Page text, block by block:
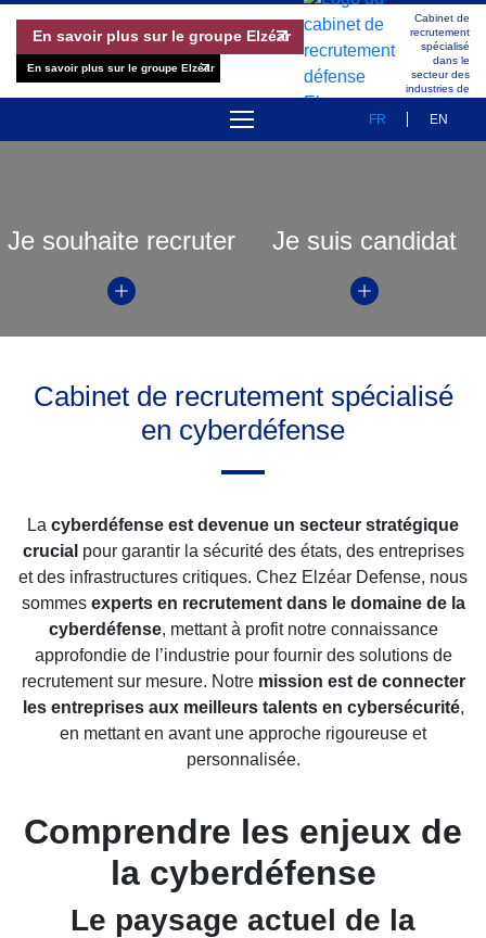
En savoir plus sur le groupe Elzéar
En savoir plus sur le groupe Elzéar
Cabinet de
recrutement
spécialisé
dans le
secteur des
industries de
FR EN
À PROPOS
PUBLICATIONS
Je souhaite recruter Je suis candidat
Cabinet de recrutement spécialisé
en cyberdéfense
La cyberdéfense est devenue un secteur stratégique
crucial pour garantir la sécurité des états, des entreprises
et des infrastructures critiques. Chez Elzéar Defense, nous
sommes experts en recrutement dans le domaine de la
cyberdéfense, mettant à profit notre connaissance
approfondie de l’industrie pour fournir des solutions de
recrutement sur mesure. Notre mission est de connecter
les entreprises aux meilleurs talents en cybersécurité,
en mettant en avant une approche rigoureuse et
personnalisée.
Comprendre les enjeux de
la cyberdéfense
Le paysage actuel de la